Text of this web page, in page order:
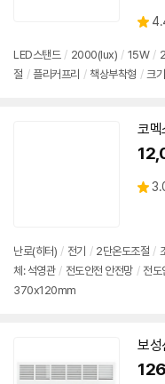
별
점
LED스탠드 / 2000(lux) / 15W /
절 / 플리커프리 / 책상부착형 / 크
코
별
난로(히터) / 전기 / 2단온도조절 /
체: 석영관 / 전도안전 안전망 / 전도
370x120mm
보